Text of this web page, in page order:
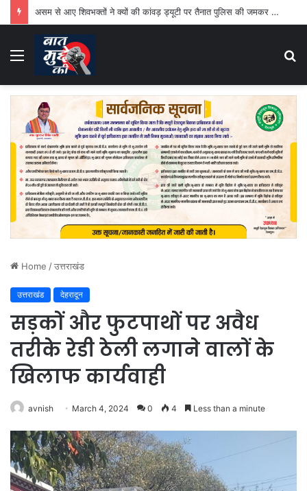
असम से आए शिवभक्तों ने क्यों की कांवड़ ड्यूटी पर तैनात पुलिस की जमकर तारीफ
Menu
Home /उत्तराखंड
उत्तराखंड देहरादून
सड़कों और फुटपाथों पर अवैध
तरीके रेडी ठेली लगाने वालों के
खिलाफ कार्यवाही
avnish March 4, 2024 0 4 Less than a minute